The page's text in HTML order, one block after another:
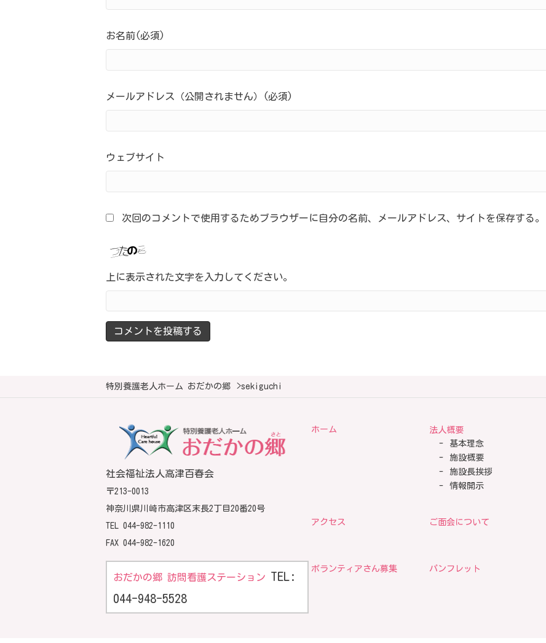
お名前(必須)
メールアドレス（公開されません）(必須)
ウェブサイト
次回のコメントで使用するためブラウザーに自分の名前、メールアドレス、サイトを保存する。
上に表示された文字を入力してください。
特別養護老人ホーム おだかの郷 >sekiguchi
社会福祉法人高津百春会
〒213-0013
神奈川県川崎市高津区末長2丁目20番20号
TEL 044-982-1110
FAX 044-982-1620
おだかの郷 訪問看護ステーション TEL:
044-948-5528
ホーム
法人概要
基本理念
施設概要
施設長挨拶
情報開示
アクセス ご面会について
ボランティアさん募集 パンフレット